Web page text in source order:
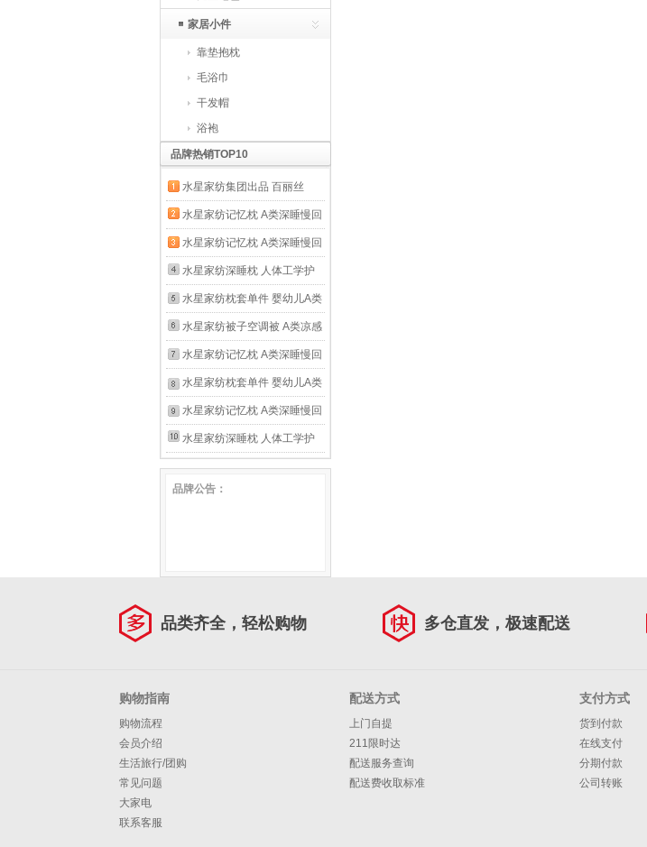
家居小件
靠垫抱枕
毛浴巾
干发帽
浴袍
品牌热销TOP10
水星家纺集团出品 百丽丝
93%乳胶颈椎枕头 泰国进口
乳胶原液枕芯 天然乳胶抗菌
防螨枕 单只
水星家纺记忆枕 A类深睡慢回
弹记忆枕芯 护颈深度睡眠颈
椎枕头礼物礼盒装 深睡云感
枕(适中款/高10cm) A类 单只
42cm×70cm
水星家纺记忆枕 A类深睡慢回
弹记忆枕芯 护颈深度睡眠颈
椎枕头礼物礼盒装 深睡云感
枕(低款/高8cm) A类 单只
42cm×70cm
水星家纺深睡枕 人体工学护
颈记忆枕芯 深度睡眠慢回弹
颈椎枕头礼物礼盒装 工学枕
4.0[3层榫卯结构+安全0胶]高
10cm 单只
水星家纺枕套单件 婴幼儿A类
亲肤全棉枕套 幼儿园宝宝儿
童宿舍纯棉枕套 [母婴A类全棉
儿童枕套]婴儿蓝 单只
35cm*50cm
水星家纺被子空调被 A类凉感
夏凉被 可水洗机洗速干降燥
雪糕被 宿舍薄被芯 凉感降燥
雪糕被5.0(冰芯凉感)蓝
200cm×230cm
水星家纺记忆枕 A类深睡慢回
弹记忆枕芯 护颈深度睡眠颈
椎枕头礼物礼盒装 深睡云感
枕(低薄款/高6cm) A类 单只
42cm×70cm
水星家纺枕套单件 婴幼儿A类
亲肤全棉枕套 幼儿园宝宝儿
童宿舍纯棉枕套 [母婴A类全棉
35cm*50cm
水星家纺记忆枕 A类深睡慢回
弹记忆枕芯 护颈深度睡眠颈
枕Pro(低款/升级双感)高8cm
水星家纺深睡枕 人体工学护
颈记忆枕芯 深度睡眠慢回弹
颈椎枕头礼物礼盒装 工学枕
品牌公告：
品类齐全，轻松购物 多仓直发，极速配送
购物指南
购物流程
会员介绍
生活旅行/团购
常见问题
大家电
联系客服
配送方式
上门自提
211限时达
配送服务查询
配送费收取标准
支付方式
货到付款
在线支付
分期付款
公司转账